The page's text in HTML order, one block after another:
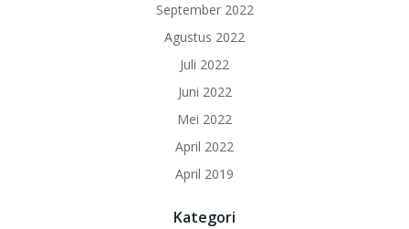
September 2022
Agustus 2022
Juli 2022
Juni 2022
Mei 2022
April 2022
April 2019
Kategori